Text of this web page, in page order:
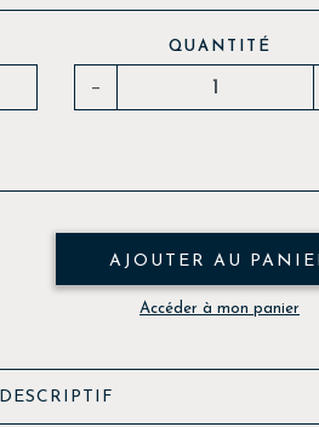
QUANTITÉ
-
AJOUTER AU
Accéder à mon panier
DESCRIPTIF